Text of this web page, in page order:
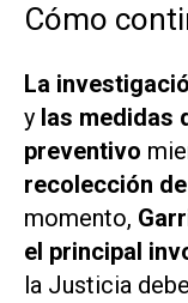
Cómo
La
y las medidas
preventivo
recolección
momento,
el principal
la Justicia